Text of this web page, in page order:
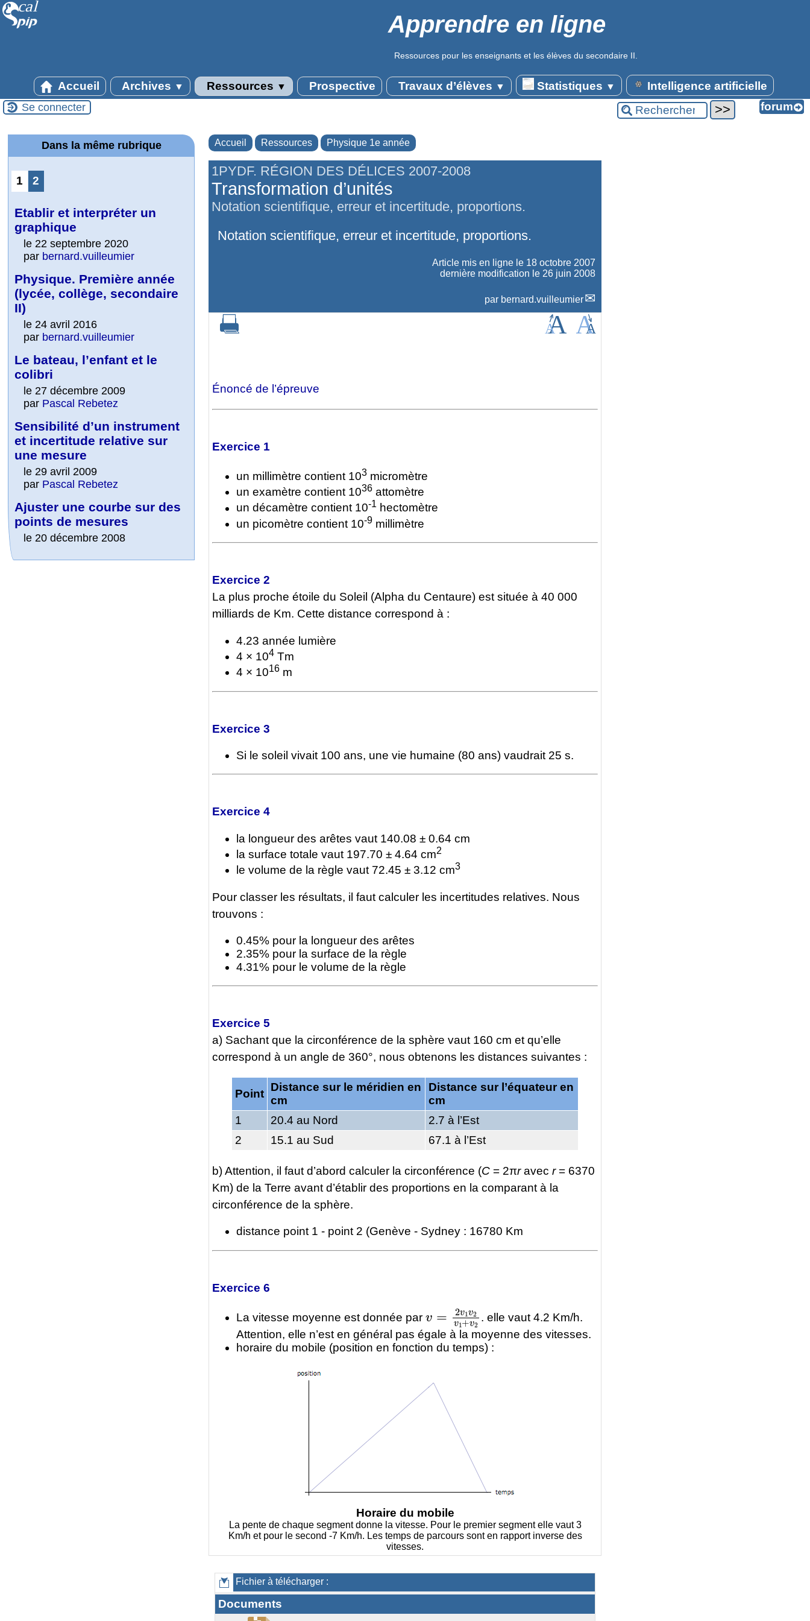
Apprendre en ligne
Ressources pour les enseignants et les élèves du secondaire II.
Accueil Archives ▼ Ressources ▼ Prospective Travaux d’élèves ▼ Statistiques ▼ Intelligence artificielle
Se connecter
Accueil Ressources Physique 1e année
1PYDF. RÉGION DES DÉLICES 2007-2008
Transformation d’unités
Notation scientifique, erreur et incertitude, proportions.
Notation scientifique, erreur et incertitude, proportions.
Article mis en ligne le 18 octobre 2007
dernière modification le 26 juin 2008
par bernard.vuilleumier
Énoncé de l’épreuve
Exercice 1
un millimètre contient 103 micromètre
un examètre contient 1036 attomètre
un décamètre contient 10-1 hectomètre
un picomètre contient 10-9 millimètre
Exercice 2
La plus proche étoile du Soleil (Alpha du Centaure) est située à 40 000
milliards de Km. Cette distance correspond à :
4.23 année lumière
4 × 104 Tm
4 × 1016 m
Exercice 3
Si le soleil vivait 100 ans, une vie humaine (80 ans) vaudrait 25 s.
Exercice 4
la longueur des arêtes vaut 140.08 ± 0.64 cm
la surface totale vaut 197.70 ± 4.64 cm2
le volume de la règle vaut 72.45 ± 3.12 cm3
Pour classer les résultats, il faut calculer les incertitudes relatives. Nous
trouvons :
0.45% pour la longueur des arêtes
2.35% pour la surface de la règle
4.31% pour le volume de la règle
Exercice 5
a) Sachant que la circonférence de la sphère vaut 160 cm et qu’elle
correspond à un angle de 360°, nous obtenons les distances suivantes :
Point
Distance sur le méridien en
cm
Distance sur l’équateur en
cm
1
20.4 au Nord
2.7 à l’Est
2
15.1 au Sud 67.1 à l’Est
b) Attention, il faut d’abord calculer la circonférence (C = 2πravec r= 6370
Km) de la Terre avant d’établir des proportions en la comparant à la
circonférence de la sphère.
distance point 1 - point 2 (Genève - Sydney : 16780 Km
Exercice 6
La vitesse moyenne est donnée par
v1v2 +
. elle vaut 4.2 Km/h.
Attention, elle n’est en général pas égale à la moyenne des vitesses.
horaire du mobile (position en fonction du temps) :
Horaire du mobile
La pente de chaque segment donne la vitesse. Pour le premier segment elle vaut 3
Km/h et pour le second -7 Km/h. Les temps de parcours sont en rapport inverse des
vitesses.
Fichier à télécharger :
Documents
Dans la même rubrique
1 2
Etablir et interpréter un
graphique
le 22 septembre 2020
par bernard.vuilleumier
Physique. Première année
(lycée, collège, secondaire
II)
le 24 avril 2016
par bernard.vuilleumier
Le bateau, l’enfant et le
colibri
le 27 décembre 2009
par Pascal Rebetez
Sensibilité d’un instrument
et incertitude relative sur
une mesure
le 29 avril 2009
par Pascal Rebetez
Ajuster une courbe sur des
points de mesures
le 20 décembre 2008